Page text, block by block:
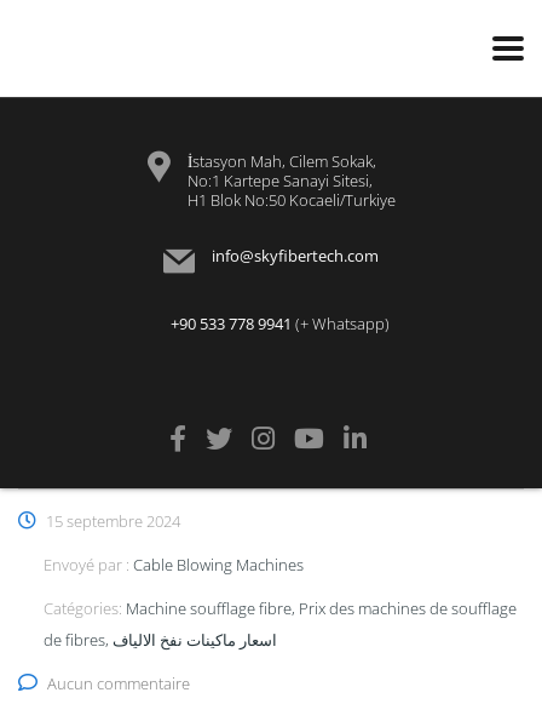
İstasyon Mah, Cilem Sokak,
No:1 Kartepe Sanayi Sitesi,
H1 Blok No:50 Kocaeli/Turkiye
info@skyfibertech.com
+90 533 778 9941 (+ Whatsapp)
15 septembre 2024
Envoyé par : Cable Blowing Machines
Catégories: Machine soufflage fibre, Prix ​​​​des machines de soufflage
de fibres, اسعار ماكينات نفخ الالياف
Aucun commentaire